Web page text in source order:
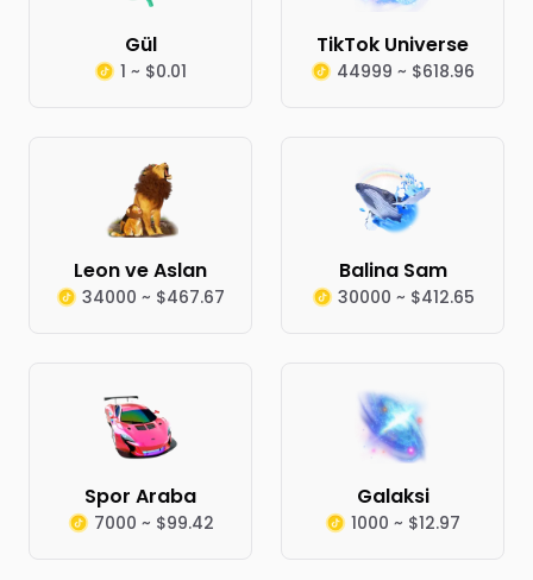
Gül
1 ~ $0.01
TikTok Universe
44999 ~ $618.96
Leon ve Aslan
34000 ~ $467.67
Balina Sam
30000 ~ $412.65
Spor Araba
7000 ~ $99.42
Galaksi
1000 ~ $12.97